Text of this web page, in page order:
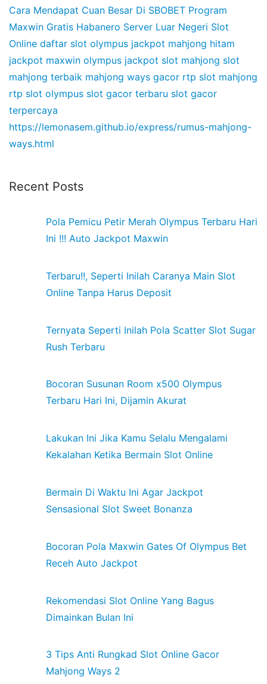
Cara Mendapat Cuan Besar Di SBOBET Program
Maxwin Gratis Habanero Server Luar Negeri Slot
Online daftar slot olympus jackpot mahjong hitam
jackpot maxwin olympus jackpot slot mahjong slot
mahjong terbaik mahjong ways gacor rtp slot mahjong
rtp slot olympus slot gacor terbaru slot gacor
terpercaya
https://lemonasem.github.io/express/rumus-mahjong-
ways.html
Recent Posts
Pola Pemicu Petir Merah Olympus Terbaru Hari
Ini !!! Auto Jackpot Maxwin
Terbaru!!, Seperti Inilah Caranya Main Slot
Online Tanpa Harus Deposit
Ternyata Seperti Inilah Pola Scatter Slot Sugar
Rush Terbaru
Bocoran Susunan Room x500 Olympus
Terbaru Hari Ini, Dijamin Akurat
Lakukan Ini Jika Kamu Selalu Mengalami
Kekalahan Ketika Bermain Slot Online
Bermain Di Waktu Ini Agar Jackpot
Sensasional Slot Sweet Bonanza
Bocoran Pola Maxwin Gates Of Olympus Bet
Receh Auto Jackpot
Rekomendasi Slot Online Yang Bagus
Dimainkan Bulan Ini
3 Tips Anti Rungkad Slot Online Gacor
Mahjong Ways 2